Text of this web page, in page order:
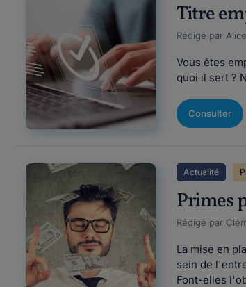
Titre
Rédigé par
Vous êtes
quoi il sert ?
Consulter
Actualité
Primes
Rédigé par
La mise en
sein de
Font-elles